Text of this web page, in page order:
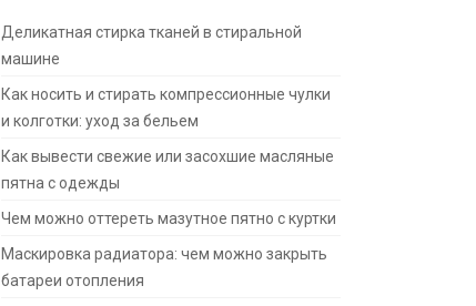
Деликатная стирка тканей в стиральной
машине
Как носить и стирать компрессионные чулки
и колготки: уход за бельем
Как вывести свежие или засохшие масляные
пятна с одежды
Чем можно оттереть мазутное пятно с куртки
Маскировка радиатора: чем можно закрыть
батареи отопления